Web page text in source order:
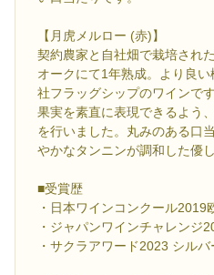
【月虎メルロー (赤)】
契約農家と自社畑で栽培され
オークにて1年熟成。より良
社フラッグシップのワインです
果実を素直に表現できるよう
を行いました。丸みのある口
やかなタンニンが調和した優
■受賞歴
・日本ワインコンクール2019
・ジャパンワインチャレンジ
・サクラアワード2023 シルバ